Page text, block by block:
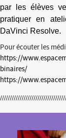
par les élèves
pratiquer en
DaVinci Resolve.
Pour écouter les
https://
binaires/
https://